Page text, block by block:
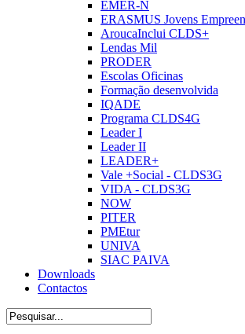
EMER-N
ERASMUS Jovens
AroucaInclui CLDS+
Lendas Mil
PRODER
Escolas Oficinas
Formação desenvolvida
IQADE
Programa CLDS4G
Leader I
Leader II
LEADER+
Vale +Social - CLDS3G
VIDA - CLDS3G
NOW
PITER
PMEtur
UNIVA
SIAC PAIVA
Downloads
Contactos